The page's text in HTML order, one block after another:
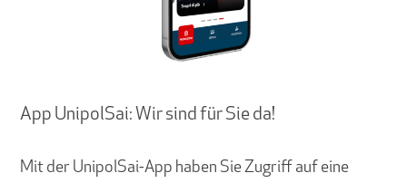
App UnipolSai: Wir sind für Sie da!
Mit der UnipolSai-App haben Sie Zugriff auf eine